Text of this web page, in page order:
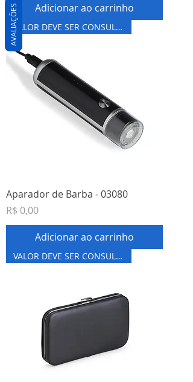
Adicionar ao carrinho
VALOR DEVE SER CONSULTADO
Aparador de Barba - 03080
Preço
R$ 0,00
Adicionar ao carrinho
VALOR DEVE SER CONSULTADO
AVALIAÇÕES